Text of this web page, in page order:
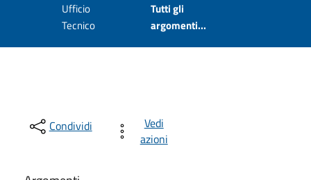
Ufficio
Tecnico
Tutti gli
argomenti...
Condividi
Vedi
azioni